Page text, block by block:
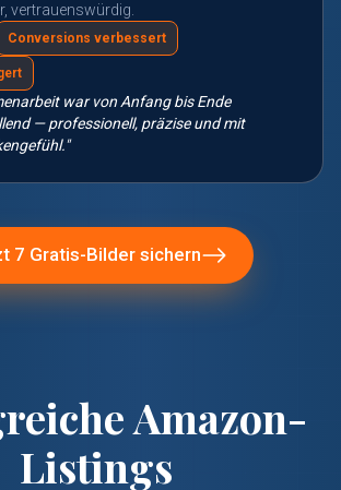
vertrauenswürdig.
Conversions verbessert
war von Anfang bis Ende
— professionell, präzise und mit
7 Gratis-Bilder sichern
Amazon-
Listings